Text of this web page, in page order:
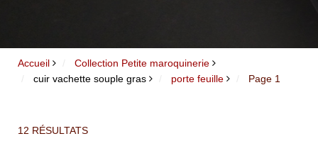
Accueil
Collection Petite maroquinerie
cuir vachette souple gras
porte feuille Page 1
12 RÉSULTATS